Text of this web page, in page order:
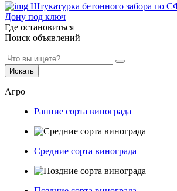
Штукатурка бетонного забора по
Дону под ключ
Где остановиться
Поиск объявлений
Искать
Агро
Ранние сорта винограда
Средние сорта винограда